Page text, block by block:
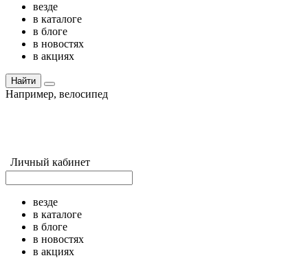
везде
в каталоге
в блоге
в новостях
в акциях
Найти
Например, велосипед
Личный кабинет
везде
в каталоге
в блоге
в новостях
в акциях